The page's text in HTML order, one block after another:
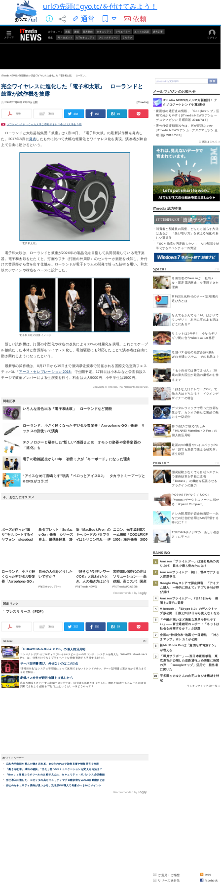
urlの先頭にgyo.tc/を付けてみよう！
通常
依頼